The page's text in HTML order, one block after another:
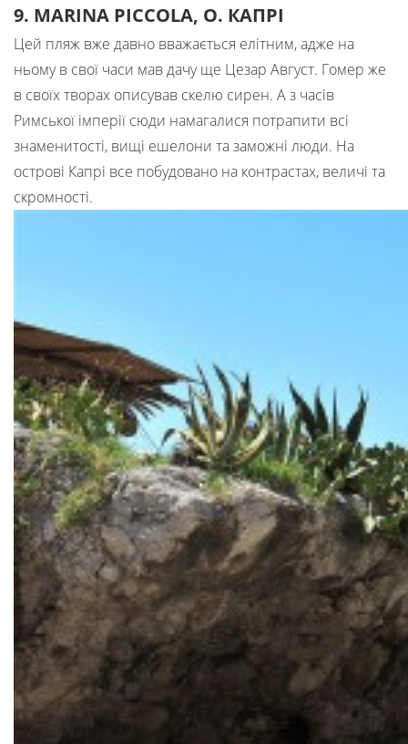
9. MARINA PICCOLA, О. КАПРІ
Цей пляж вже давно вважається елітним, адже на
ньому в свої часи мав дачу ще Цезар Август. Гомер же
в своїх творах описував скелю сирен. А з часів
Римської імперії сюди намагалися потрапити всі
знаменитості, вищі ешелони та заможні люди. На
острові Капрі все побудовано на контрастах, величі та
скромності.